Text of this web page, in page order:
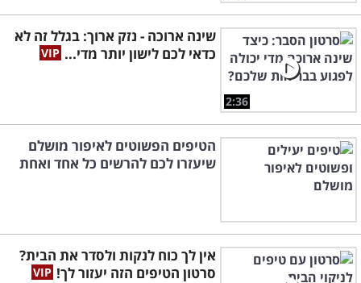
2:36
שינה ארוכה - נזק ארוך: בגלל זה לא
כדאי לכם לישון יותר מדי...
הטיפים הפשוטים לאיפור מושלם
שיעזרו לכם להרשים כל אחד ואחת
אין לך כוח לנקות ולסדר את הבית?
סרטון הטיפים הזה יעזור לך!